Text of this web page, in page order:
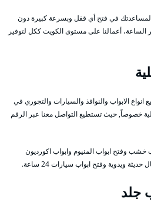
لمساعدتك في فتح أي قفل وبسرعة كبيرة دون
أعمالنا على مستوى الكويت ككل لتوفير
انواع الابواب والنوافذ والسيارات والتجوري في
خصوصاً, حيث تستطيع التواصل معنا عبر الرقم
خشب وفتح ابواب المنيوم وابواب اكورديون
ويدوية وفتح ابواب سيارات 24 ساعة.
جلد